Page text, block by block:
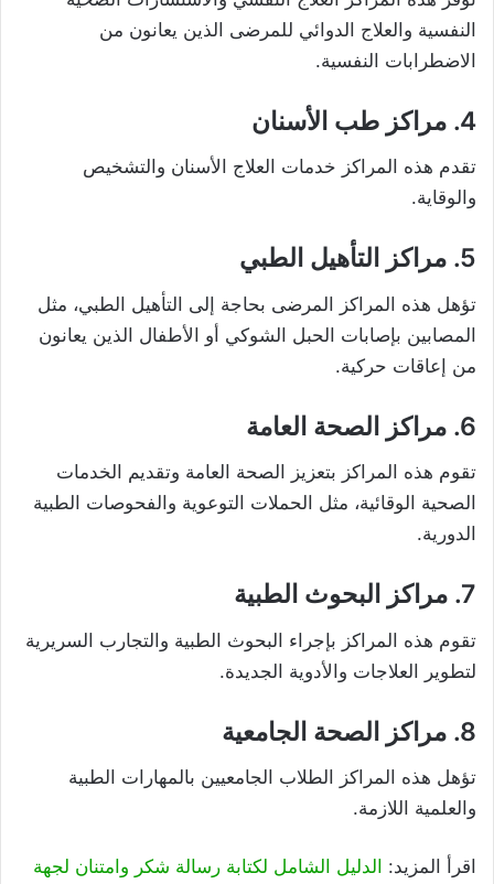
النفسية والعلاج الدوائي للمرضى الذين يعانون من
الاضطرابات النفسية.
4. مراكز طب الأسنان
تقدم هذه المراكز خدمات العلاج الأسنان والتشخيص
والوقاية.
5. مراكز التأهيل الطبي
تؤهل هذه المراكز المرضى بحاجة إلى التأهيل الطبي، مثل
المصابين بإصابات الحبل الشوكي أو الأطفال الذين يعانون
من إعاقات حركية.
6. مراكز الصحة العامة
تقوم هذه المراكز بتعزيز الصحة العامة وتقديم الخدمات
الصحية الوقائية، مثل الحملات التوعوية والفحوصات الطبية
الدورية.
7. مراكز البحوث الطبية
تقوم هذه المراكز بإجراء البحوث الطبية والتجارب السريرية
لتطوير العلاجات والأدوية الجديدة.
8. مراكز الصحة الجامعية
تؤهل هذه المراكز الطلاب الجامعيين بالمهارات الطبية
والعلمية اللازمة.
اقرأ المزيد: الدليل الشامل لكتابة رسالة شكر وامتنان لجهة